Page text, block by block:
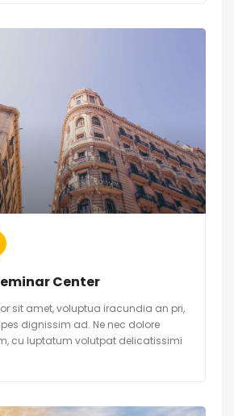
Center
sit amet, voluptua iracundia an pri,
dignissim ad. Ne nec dolore
cu luptatum volutpat delicatissimi